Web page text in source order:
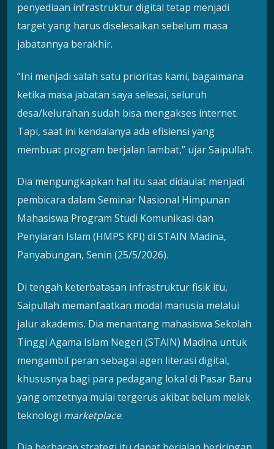
penyediaan infrastruktur digital tetap menjadi
target yang harus diselesaikan sebelum masa
jabatannya berakhir.
“Ini menjadi salah satu prioritas kami, bagaimana
ketika masa jabatan saya selesai, seluruh
desa/kelurahan sudah bisa mengakses internet.
Tapi, saat ini kendalanya ada efisiensi yang
membuat program berjalan lambat,” ujar Saipullah.
Dia mengungkapkan hal itu saat didaulat menjadi
pembicara dalam Seminar Nasional Himpunan
Mahasiswa Program Studi Komunikasi dan
Penyiaran Islam (HMPS KPI) di STAIN Madina,
Panyabungan, Senin (25/5/2026).
Di tengah keterbatasan infrastruktur fisik itu,
Saipullah memanfaatkan modal manusia melalui
jalur akademis. Dia menantang mahasiswa Sekolah
Tinggi Agama Islam Negeri (STAIN) Madina untuk
mengambil peran sebagai agen literasi digital,
khususnya bagi para pedagang lokal di Pasar Baru
yang omzetnya mulai tergerus akibat belum melek
teknologi marketplace.